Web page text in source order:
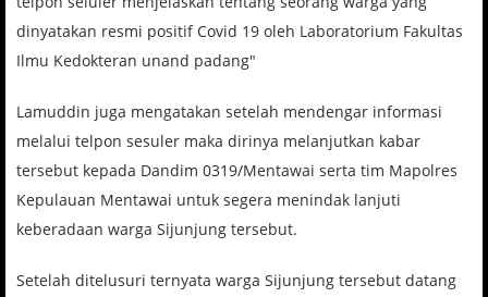
dinyatakan resmi positif Covid 19 oleh Laboratorium Fakultas
Ilmu Kedokteran unand padang"
Lamuddin juga mengatakan setelah mendengar informasi
melalui telpon sesuler maka dirinya melanjutkan kabar
tersebut kepada Dandim 0319/Mentawai serta tim Mapolres
Kepulauan Mentawai untuk segera menindak lanjuti
keberadaan warga Sijunjung tersebut.
Setelah ditelusuri ternyata warga Sijunjung tersebut datang